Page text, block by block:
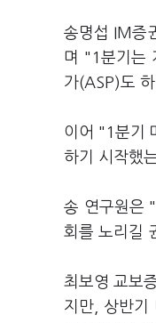
송명섭 IM증
며 "1분기는
가(ASP)도
이어 "1분기
하기 시작했
송 연구원은
회를 노리길
최보영 교보
지만, 상반기